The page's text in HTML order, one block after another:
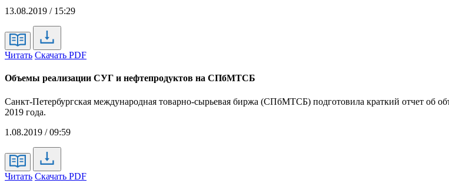
13.08.2019 / 15:29
Читать Скачать PDF
Объемы реализации СУГ и нефтепродуктов на СПбМТСБ
Санкт-Петербургская международная товарно-сырьевая биржа (СПбМТСБ) подготовила краткий отчет об
2019 года.
1.08.2019 / 09:59
Читать Скачать PDF